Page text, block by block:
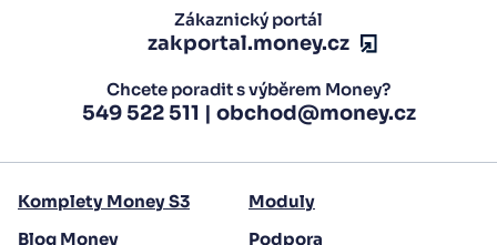
Zákaznický portál
zakportal.money.cz
Chcete poradit s výběrem Money?
549 522 511 | obchod@money.cz
Komplety Money S3
Moduly
Blog Money
Podpora